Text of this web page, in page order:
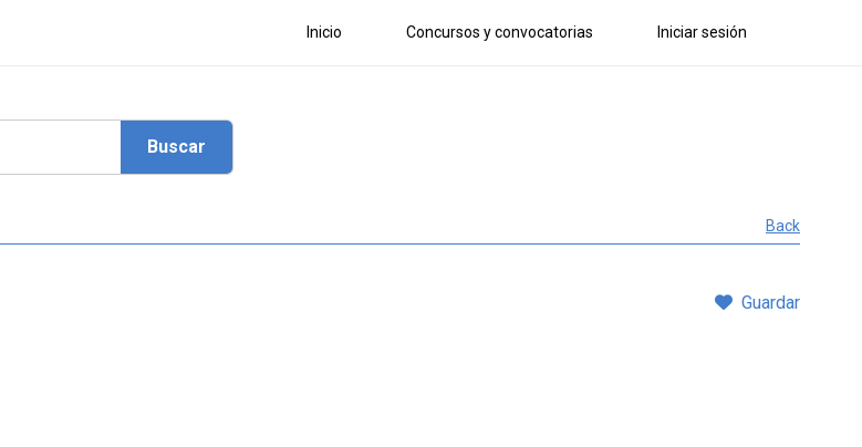
Inicio Concursos y convocatorias Iniciar sesión
Back
Guardar